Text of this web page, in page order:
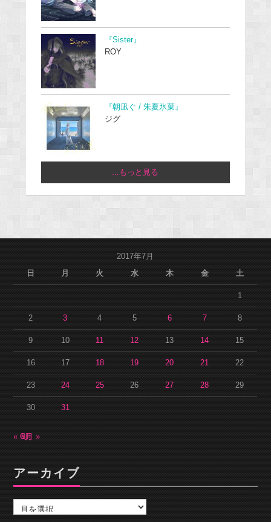
『Sister』
ROY
『朝凪ぐ / 朱夏氷菓』
ジグ
...もっと見る
2017年7月
日
月 火 水 木 金 土
1
2 3 4 5 6 7 8
9 10 11 12 13 14 15
16 17 18 19 20 21 22
23 24 25 26 27 28 29
30 31
« 6月8月 »
アーカイブ
カ